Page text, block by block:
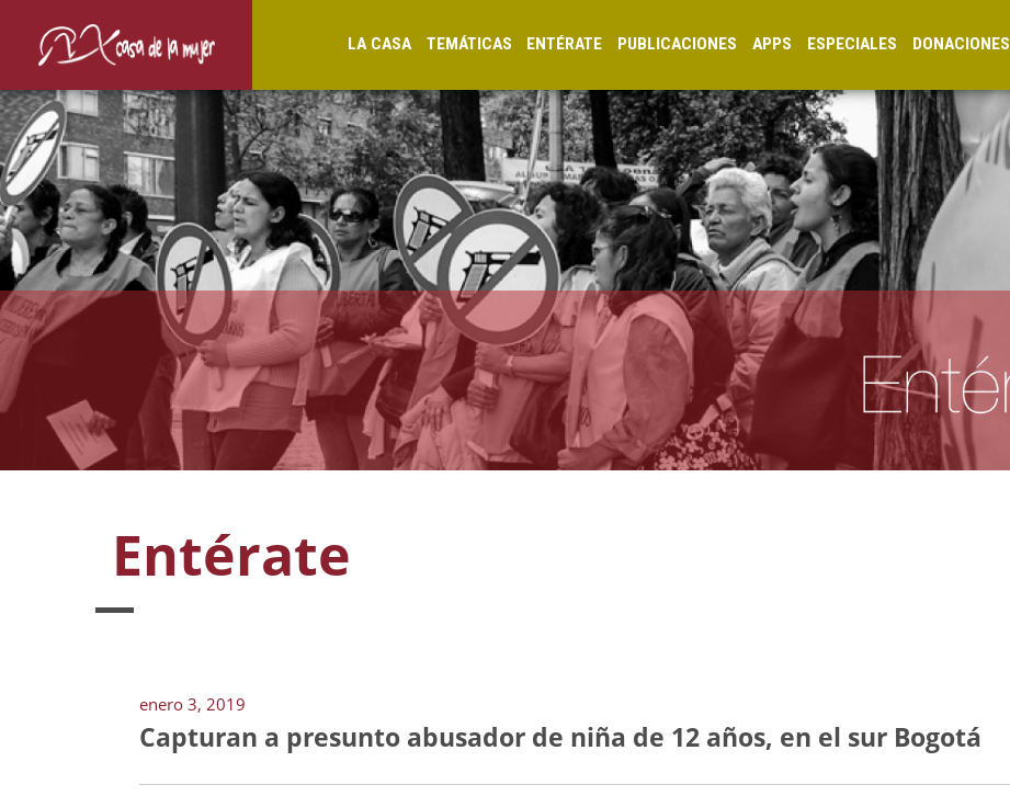
LA CASA TEMÁTICAS ENTÉRATE PUBLICACIONES APPS ESPECIALES DONACIONES
Entérate
enero 3, 2019
Capturan a presunto abusador de niña de 12 años, en el sur Bogotá